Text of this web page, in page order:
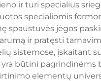
ir turi specialius
specialiomis
jėgos
ir pratęsti
sistemose, įskaitant
būtini
elementų